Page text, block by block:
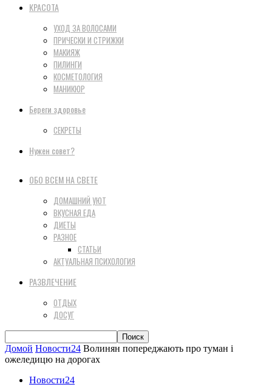
КРАСОТА
УХОД ЗА ВОЛОСАМИ
ПРИЧЕСКИ И СТРИЖКИ
МАКИЯЖ
ПИЛИНГИ
КОСМЕТОЛОГИЯ
МАНИКЮР
Береги здоровье
СЕКРЕТЫ
Нужен совет?
ОБО ВСЕМ НА СВЕТЕ
ДОМАШНИЙ УЮТ
ВКУСНАЯ ЕДА
ДИЕТЫ
РАЗНОЕ
СТАТЬИ
АКТУАЛЬНАЯ ПСИХОЛОГИЯ
РАЗВЛЕЧЕНИЕ
ОТДЫХ
ДОСУГ
Домой Новости24 Волинян попереджають про туман і
ожеледицю на дорогах
Новости24